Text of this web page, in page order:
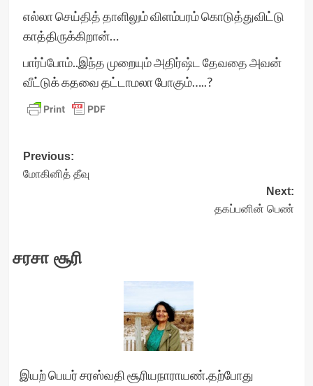
எல்லா செய்தித் தாளிலும் விளம்பரம் கொடுத்துவிட்டு
காத்திருக்கிறான்…
பார்ப்போம்..இந்த முறையும் அதிர்ஷ்ட தேவதை அவன்
வீட்டுக் கதவை தட்டாமலா போகும்…..?
Post
navigation
Previous:
மோகினித் தீவு
Next:
தகப்பனின் பெண்
சரசா சூரி
இயற் பெயர் சரஸ்வதி சூரியநாராயண்.தற்போது